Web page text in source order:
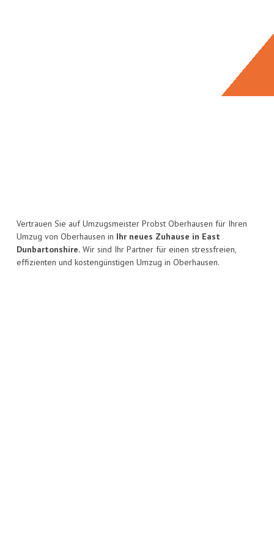
Vertrauen Sie auf Umzugsmeister Probst Oberhausen für Ihren
Umzug von Oberhausen in Ihr neues Zuhause in East
Dunbartonshire. Wir sind Ihr Partner für einen stressfreien,
effizienten und kostengünstigen Umzug in Oberhausen.